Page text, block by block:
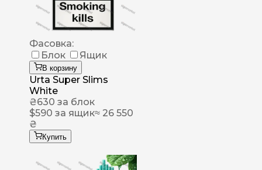
Фасовка:
Блок
Ящик
В корзину
Urta Super Slims
White
₴630 за блок
$590 за ящик≈ 26 550
₴
Купить